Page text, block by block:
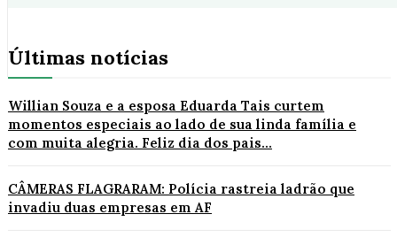
Últimas notícias
Willian Souza e a esposa Eduarda Tais curtem
momentos especiais ao lado de sua linda família e
com muita alegria. Feliz dia dos pais...
CÂMERAS FLAGRARAM: Polícia rastreia ladrão que
invadiu duas empresas em AF